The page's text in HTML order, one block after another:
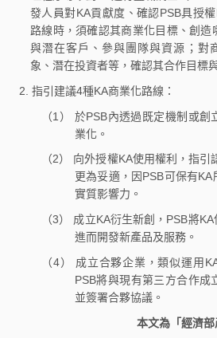
發人員對KA貢獻度、確認PSB具授
路線時，須確認其商業化目標、創
與潛在客戶、參與團隊與資源；對
象、潛在投資者等，確認其合作目標
2. 指引建議4種KA商業化路線：
（1） 於PSB內透過既定機制或
業化。
（2） 向外授權KA使用權利，指
更為妥適，因PSB可保有
實質影響力。
（3） 成立KA衍生新創，PSB將
進而開發新產品及服務。
（4） 成立合夥企業，類似運用
PSB將與現有第三方合作成
並簽署合夥協議。
本文為「經濟部